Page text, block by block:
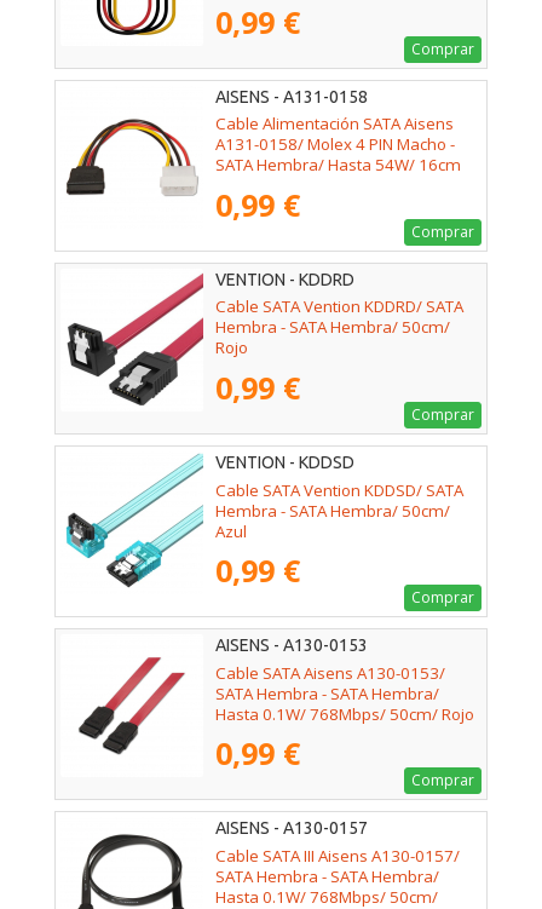
0,99 €
Comprar
AISENS - A131-0158
Cable Alimentación SATA Aisens
A131-0158/ Molex 4 PIN Macho -
SATA Hembra/ Hasta 54W/ 16cm
0,99 €
Comprar
VENTION - KDDRD
Cable SATA Vention KDDRD/ SATA
Hembra - SATA Hembra/ 50cm/
Rojo
0,99 €
Comprar
VENTION - KDDSD
Cable SATA Vention KDDSD/ SATA
Hembra - SATA Hembra/ 50cm/
Azul
0,99 €
Comprar
AISENS - A130-0153
Cable SATA Aisens A130-0153/
SATA Hembra - SATA Hembra/
Hasta 0.1W/ 768Mbps/ 50cm/ Rojo
0,99 €
Comprar
AISENS - A130-0157
Cable SATA III Aisens A130-0157/
SATA Hembra - SATA Hembra/
Hasta 0.1W/ 768Mbps/ 50cm/